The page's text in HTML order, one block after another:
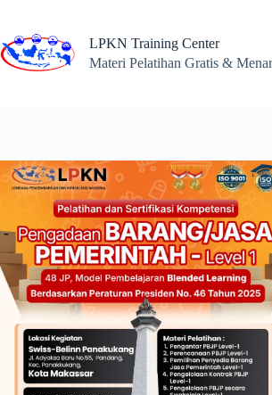
content
LPKN Training Center
Materi Pelatihan Gratis &